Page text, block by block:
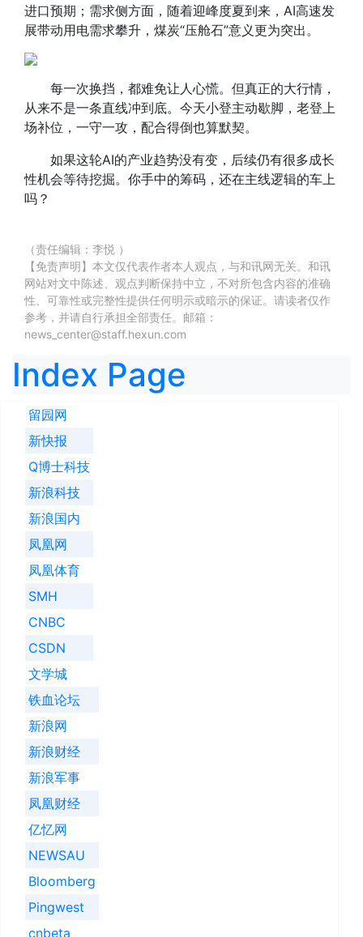
进口预期；需求侧方面，随着迎峰度夏到来，AI高速发
展带动用电需求攀升，煤炭“压舱石”意义更为突出。
每一次换挡，都难免让人心慌。但真正的大行情，
从来不是一条直线冲到底。今天小登主动歇脚，老登上
场补位，一守一攻，配合得倒也算默契。
如果这轮AI的产业趋势没有变，后续仍有很多成长
性机会等待挖掘。你手中的筹码，还在主线逻辑的车上
吗？
（责任编辑：李悦 ）
【免责声明】本文仅代表作者本人观点，与和讯网无关。和讯
网站对文中陈述、观点判断保持中立，不对所包含内容的准确
性、可靠性或完整性提供任何明示或暗示的保证。请读者仅作
参考，并请自行承担全部责任。邮箱：
news_center@staff.hexun.com
Index Page
留园网
新快报
Q博士科技
新浪科技
新浪国内
凤凰网
凤凰体育
SMH
CNBC
CSDN
文学城
铁血论坛
新浪网
新浪财经
新浪军事
凤凰财经
亿忆网
NEWSAU
Bloomberg
Pingwest
cnbeta